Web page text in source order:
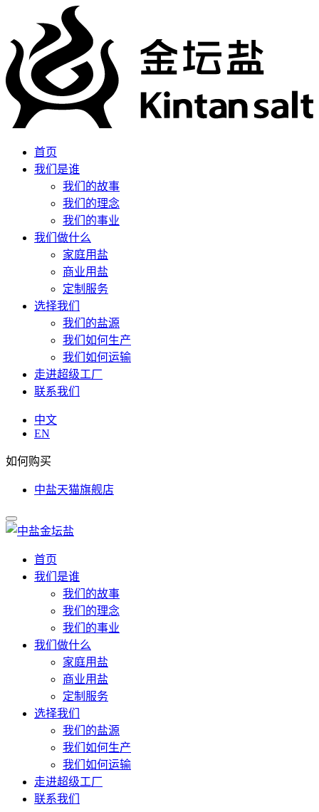
首页
我们是谁
我们的故事
我们的理念
我们的事业
我们做什么
家庭用盐
商业用盐
定制服务
选择我们
我们的盐源
我们如何生产
我们如何运输
走进超级工厂
联系我们
中文
EN
如何购买
中盐天猫旗舰店
首页
我们是谁
我们的故事
我们的理念
我们的事业
我们做什么
家庭用盐
商业用盐
定制服务
选择我们
我们的盐源
我们如何生产
我们如何运输
走进超级工厂
联系我们